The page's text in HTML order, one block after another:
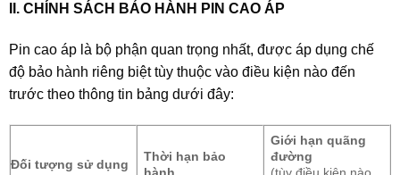
II. CHÍNH SÁCH BẢO HÀNH PIN CAO ÁP
Pin cao áp là bộ phận quan trọng nhất, được áp dụng chế
độ bảo hành riêng biệt tùy thuộc vào điều kiện nào đến
trước theo thông tin bảng dưới đây:
Đối tượng sử dụng
Thời hạn bảo
hành
Giới hạn quãng
đường
(tùy điều kiện nào